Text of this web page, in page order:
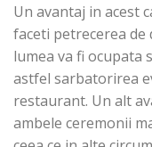
Un avantaj in acest
faceti petrecerea de
lumea va fi ocupata
astfel sarbatorirea
restaurant. Un alt
ambele ceremonii